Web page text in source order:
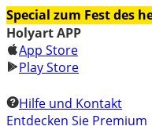
Special zum Fest des
Holyart APP
App Store
Play Store
Hilfe und Kontakt
Entdecken Sie Premium